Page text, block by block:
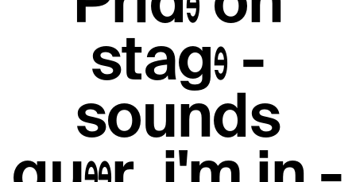
stage -
sounds